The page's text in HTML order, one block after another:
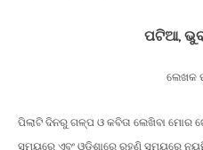
ପଟିଆ,
ଲେଖକ
ପିଲାଟି ଦିନରୁ ଗଳ୍ପ ଓ କବିତା ଲେଖିବା ମୋର
ସମୟରେ ଏବଂ ଓଡ଼ିଶାରେ ରହଣି ସମୟରେ